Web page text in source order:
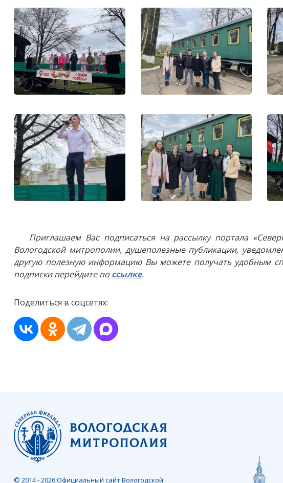
Приглашаем Вас подписаться на рассылку портала
Вологодской митрополии, душеполезные публикации,
другую полезную информацию Вы можете получать удобным
подписки перейдите по ссылке.
Поделиться в соцсетях:
© 2014 - 2026 Официальный сайт Вологодской